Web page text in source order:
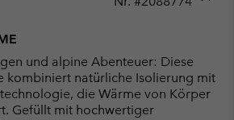
und alpine Abenteuer: Diese
kombiniert natürliche Isolierung mit
die Wärme von Körper
Gefüllt mit hochwertiger